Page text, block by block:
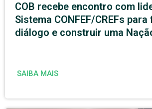
COB recebe encontro com
Sistema CONFEF/CREFs
diálogo e construir uma
SAIBA MAIS